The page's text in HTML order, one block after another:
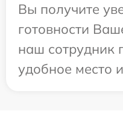
Вы получите
готовности
наш сотрудник
удобное место